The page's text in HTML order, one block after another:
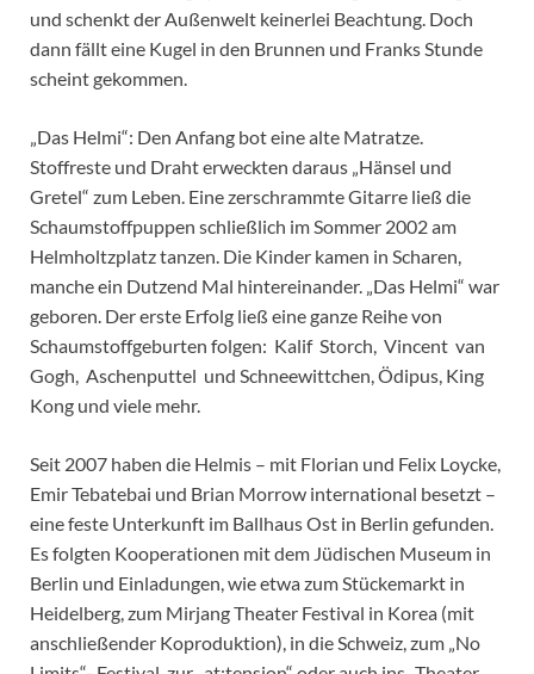
und schenkt der Außenwelt keinerlei Beachtung. Doch
dann fällt eine Kugel in den Brunnen und Franks Stunde
scheint gekommen.
„Das Helmi“: Den Anfang bot eine alte Matratze.
Stoffreste und Draht erweckten daraus „Hänsel und
Gretel“ zum Leben. Eine zerschrammte Gitarre ließ die
Schaumstoffpuppen schließlich im Sommer 2002 am
Helmholtzplatz tanzen. Die Kinder kamen in Scharen,
manche ein Dutzend Mal hintereinander. „Das Helmi“ war
geboren. Der erste Erfolg ließ eine ganze Reihe von
Schaumstoffgeburten folgen: Kalif Storch, Vincent van
Gogh, Aschenputtel und Schneewittchen, Ödipus, King
Kong und viele mehr.
Seit 2007 haben die Helmis – mit Florian und Felix Loycke,
Emir Tebatebai und Brian Morrow international besetzt –
eine feste Unterkunft im Ballhaus Ost in Berlin gefunden.
Es folgten Kooperationen mit dem Jüdischen Museum in
Berlin und Einladungen, wie etwa zum Stückemarkt in
Heidelberg, zum Mirjang Theater Festival in Korea (mit
anschließender Koproduktion), in die Schweiz, zum „No